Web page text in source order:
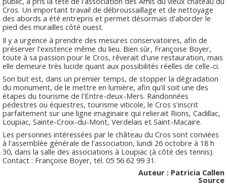
Cros. Un important travail de débroussaillage et de nettoyage
des abords a été entrepris et permet désormais d'aborder le
pied des murailles côté ouest.
Il y a urgence à prendre des mesures conservatoires, afin de
préserver l'existence même du lieu. Bien sûr, Françoise Boyer,
toute à sa passion pour le Cros, rêverait d'une restauration, mais
elle demeure très lucide quant aux possibilités réelles de celle-ci.
Son but est, dans un premier temps, de stopper la dégradation
du monument, de le mettre en lumière, afin qu'il soit une des
étapes du tourisme de l'Entre-deux-Mers. Randonnées
pédestres ou équestres, tourisme viticole, le Cros s'inscrit
parfaitement sur une ligne imaginaire qui relierait Rions, Cadillac,
Loupiac, Sainte-Croix-du-Mont, Verdelais et Saint-Macaire.
Les personnes intéressées par le château du Cros sont conviées
à l'assemblée générale de l'association, lundi 26 octobre à 18 h
30, dans la salle des associations à Loupiac (à côté des tennis).
Contact : Françoise Boyer, tél. 05 56 62 99 31.
Auteur : Patricia Callen
Source